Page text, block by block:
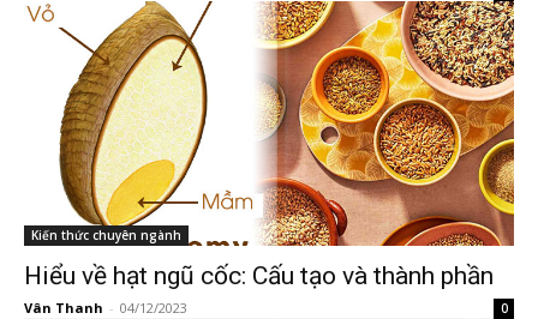
Kiến thức chuyên ngành
Hiểu về hạt ngũ cốc: Cấu tạo và thành phần
Vân Thanh - 04/12/2023 0